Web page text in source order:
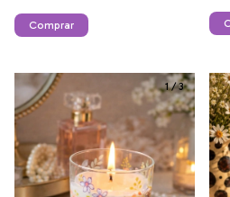
Comprar
1/3